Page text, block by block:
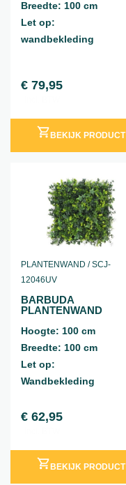
Breedte: 100 cm
Let op:
wandbekleding
€ 79,95
BEKIJK PRODUCT
PLANTENWAND / SCJ-
12046UV
BARBUDA
PLANTENWAND
Hoogte: 100 cm
Breedte: 100 cm
Let op:
Wandbekleding
€ 62,95
BEKIJK PRODUCT